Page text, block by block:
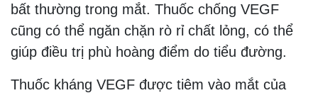
bất thường trong mắt. Thuốc chống VEGF
cũng có thể ngăn chặn rò rỉ chất lỏng, có thể
giúp điều trị phù hoàng điểm do tiểu đường.
Thuốc kháng VEGF được tiêm vào mắt của